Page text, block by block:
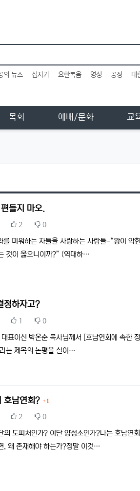
색어
의 뉴스 십자가 요한복음 영성 공정 대
목회 예배/문화 교
들지 마오.
추천
2 비추천
0
미워하는 자들을 사랑하는 사람들-“왕이 악
것이 옳으니이까?” (역대하…
정하자고?
추천
1 비추천
0
표이신 박온순 목사님께서 [호남연회에 속한
는 제목의 논평을 실어…
호남연회?댓글
1
추천
2 비추천
0
의 도피처인가? 이단 양성소인가?나는 호남연
, 왜 존재해야 하는가?정말 이것…